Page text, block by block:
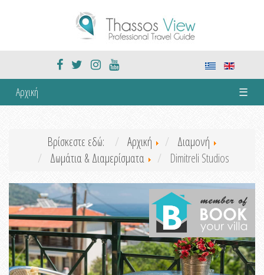
Αρχική ☰
Βρίσκεστε εδώ: Αρχική
Διαμονή
Δωμάτια & Διαμερίσματα
Dimitreli Studios